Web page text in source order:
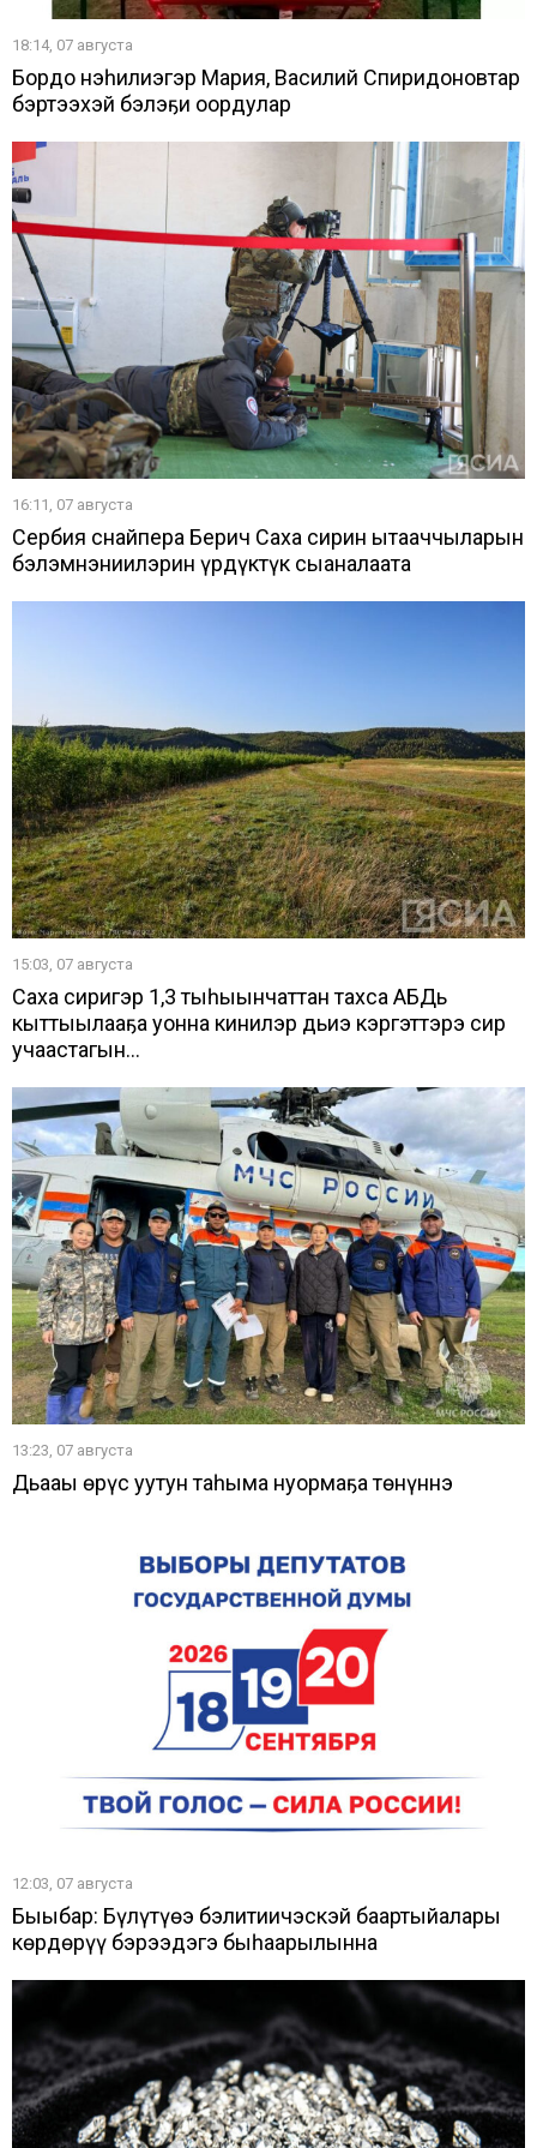
18:14, 07 августа
Бордоҥ нэһилиэгэр Мария, Василий Спиридоновтар
бэртээхэй бэлэҕи оҥордулар
16:11, 07 августа
Сербия снайпера Берич Саха сирин ытааччыларын
бэлэмнэниилэрин үрдүктүк сыаналаата
15:03, 07 августа
Саха сиригэр 1,3 тыһыынчаттан тахса АБДь
кыттыылааҕа уонна кинилэр дьиэ кэргэттэрэ сир
учаастагын...
13:23, 07 августа
Дьааҥы өрүс уутун таһыма нуормаҕа төнүннэ
12:03, 07 августа
Быыбар: Бүлүтүөҥҥэ бэлитиичэскэй баартыйалары
көрдөрүү бэрээдэгэ быһаарылынна